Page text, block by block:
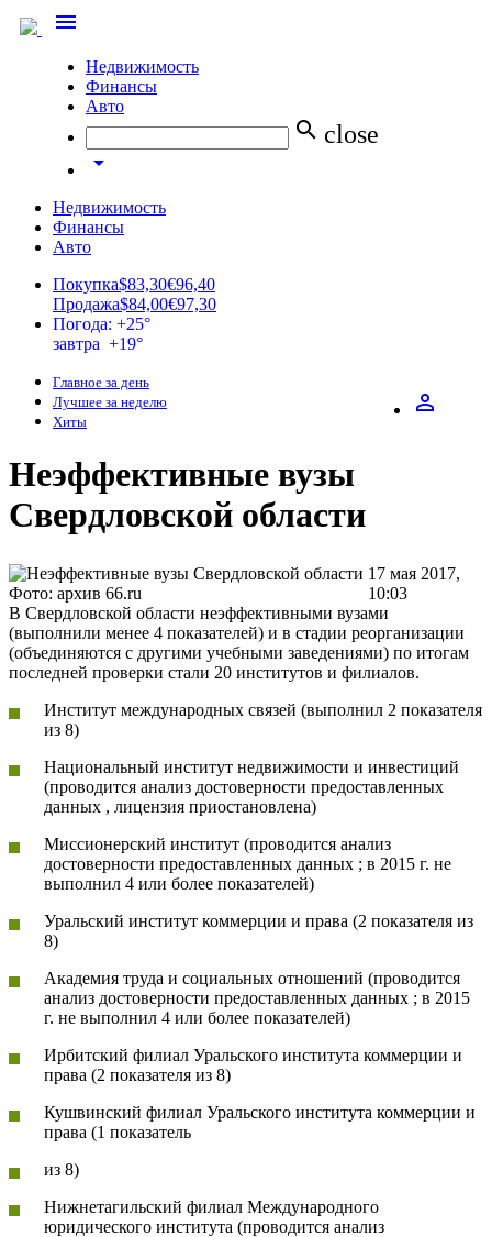
menu
Недвижимость
Финансы
Авто
search close
arrow_drop_down
Недвижимость
Финансы
Авто
Покупка$83,30€96,40
Продажа$84,00€97,30
Погода: +25°
завтра +19°
perm_identity
Главное за день
Лучшее за неделю
Хиты
Неэффективные вузы
Свердловской области
17 мая 2017,
10:03
Фото: архив 66.ru
В Свердловской области неэффективными вузами
(выполнили менее 4 показателей) и в стадии реорганизации
(объединяются с другими учебными заведениями) по итогам
последней проверки стали 20 институтов и филиалов.
Институт международных связей (выполнил 2 показателя
из 8)
Национальный институт недвижимости и инвестиций
(проводится анализ достоверности предоставленных
данных , лицензия приостановлена)
Миссионерский институт (проводится анализ
достоверности предоставленных данных ; в 2015 г. не
выполнил 4 или более показателей)
Уральский институт коммерции и права (2 показателя из
8)
Академия труда и социальных отношений (проводится
анализ достоверности предоставленных данных ; в 2015
г. не выполнил 4 или более показателей)
Ирбитский филиал Уральского института коммерции и
права (2 показателя из 8)
Кушвинский филиал Уральского института коммерции и
права (1 показатель
из 8)
Нижнетагильский филиал Международного
юридического института (проводится анализ